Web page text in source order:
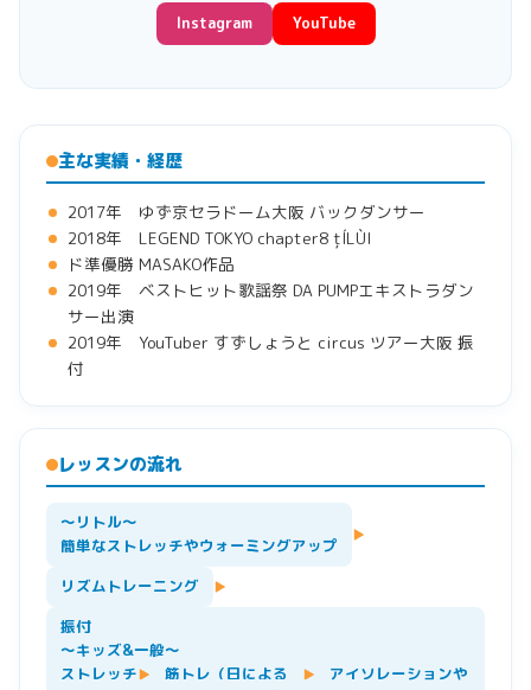
Instagram YouTube
主な実績・経歴
2017年 ゆず京セラドーム大阪 バックダンサー
2018年 LEGEND TOKYO chapter8 țÍLÙI
ド準優勝 MASAKO作品
2019年 ベストヒット歌謡祭 DA PUMPエキストラダン
サー出演
2019年 YouTuber すずしょうと circus ツアー大阪 振
付
レッスンの流れ
〜リトル〜
簡単なストレッチやウォーミングアップ
▶
リズムトレーニング ▶
振付
〜キッズ&一般〜
ストレッチ▶ 筋トレ（日による ▶
アイソレーションや